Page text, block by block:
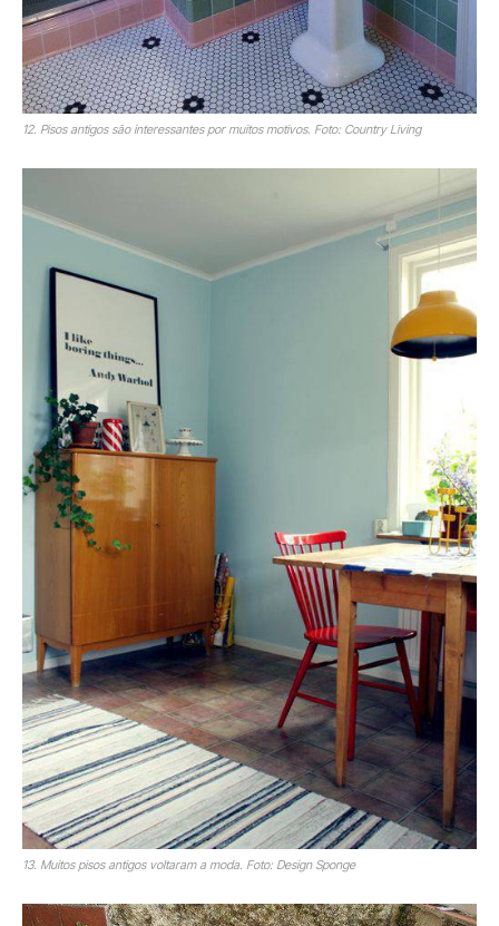
12. Pisos antigos são interessantes por muitos motivos. Foto: Country Living
13. Muitos pisos antigos voltaram a moda. Foto: Design Sponge